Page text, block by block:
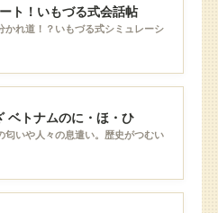
ト！いもづる式会話帖
かれ道！？いもづる式シミュレーシ
ベトナムのに・ほ・ひ
匂いや人々の息遣い。歴史がつむい